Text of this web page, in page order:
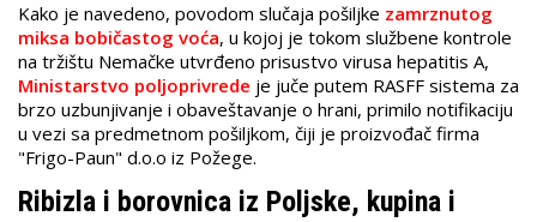
Kako je navedeno, povodom slučaja pošiljke zamrznutog
miksa bobičastog voća, u kojoj je tokom službene kontrole
na tržištu Nemačke utvrđeno prisustvo virusa hepatitis A,
Ministarstvo poljoprivrede je juče putem RASFF sistema za
brzo uzbunjivanje i obaveštavanje o hrani, primilo notifikaciju
u vezi sa predmetnom pošiljkom, čiji je proizvođač firma
"Frigo-Paun" d.o.o iz Požege.
Ribizla i borovnica iz Poljske, kupina i